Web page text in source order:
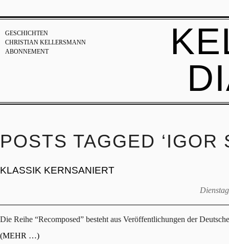
GESCHICHTEN
CHRISTIAN KELLERSMANN
ABONNEMENT
POSTS TAGGED ‘IGOR
KLASSIK KERNSANIERT
Die Reihe “Recomposed” besteht aus Veröffentlichungen der
(MEHR …)